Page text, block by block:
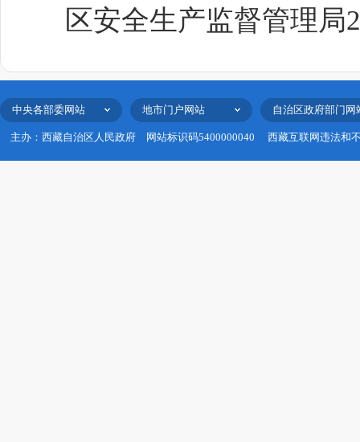
区安全生产监督管理局
中央各部委网站 地市门户网站 自治区政府部门网
主办：西藏自治区人民政府 网站标识码5400000040 西藏互联网违法和